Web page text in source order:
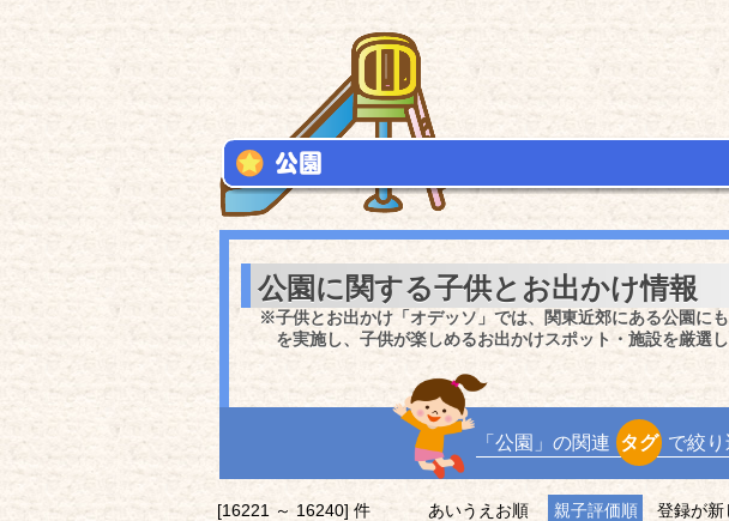
公園に関する子供とお出かけ情報
※子供とお出かけ「オデッソ」では、関東近郊にある公園に
を実施し、子供が楽しめるお出かけスポット・施設を厳選し
「公園」の関連 タグ で絞
[16221 ～ 16240] 件
あいうえお順 親子評価順 登録が新